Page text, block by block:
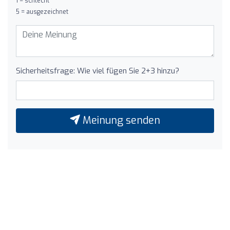
5 = ausgezeichnet
Sicherheitsfrage: Wie viel fügen Sie 2+3 hinzu?
Meinung senden